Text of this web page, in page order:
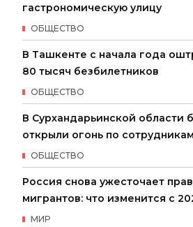
гастрономическую улицу
ОБЩЕСТВО
В Ташкенте с начала года
80 тысяч безбилетников
ОБЩЕСТВО
В Сурхандарьинской области
открыли огонь по
ОБЩЕСТВО
Россия снова ужесточает
мигрантов: что изменится с
МИР